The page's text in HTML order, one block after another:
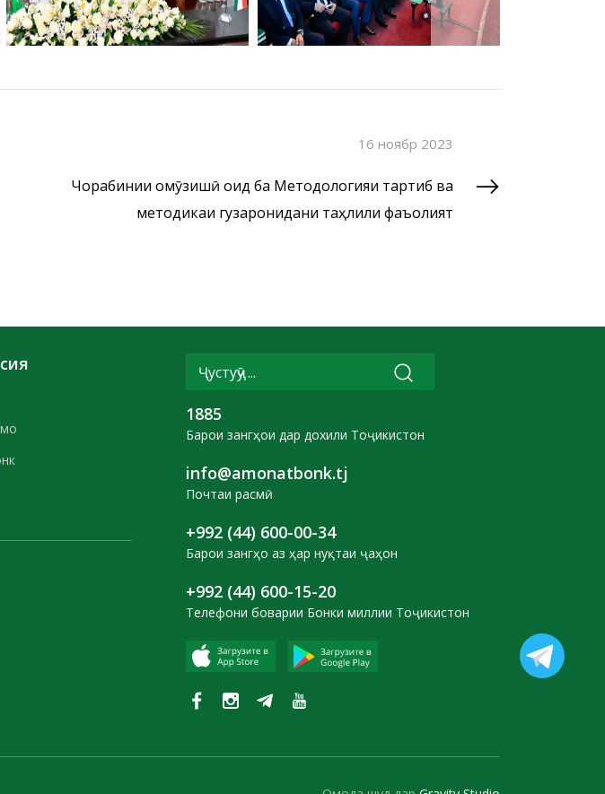
16 ноябр 2023
Чорабинии омӯзишӣ оид ба Методологияи тартиб ва
методикаи гузаронидани таҳлили фаъолият
1885
Барои зангҳои дар дохили Тоҷикистон
info@amonatbonk.tj
Почтаи расмӣ
+992 (44) 600-00-34
Барои зангҳо аз ҳар нуқтаи ҷаҳон
+992 (44) 600-15-20
Телефони боварии Бонки миллии Тоҷикистон